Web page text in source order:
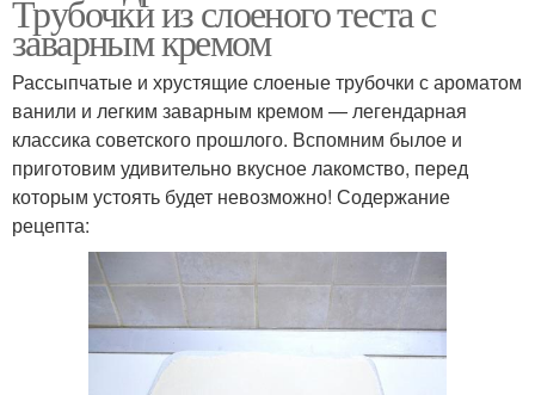
Трубочки из слоеного теста с
заварным кремом
Рассыпчатые и хрустящие слоеные трубочки с ароматом
ванили и легким заварным кремом — легендарная
классика советского прошлого. Вспомним былое и
приготовим удивительно вкусное лакомство, перед
которым устоять будет невозможно! Содержание
рецепта: